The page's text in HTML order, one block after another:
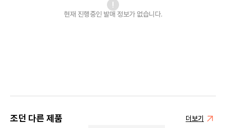
현재 진행중인 발매 정보가 없습니다.
조던 다른 제품 더보기